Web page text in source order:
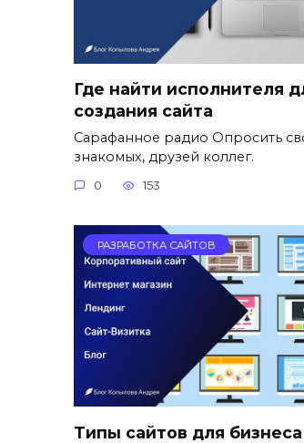
Где найти исполнителя
создания сайта
Сарафанное радио Опросить
знакомых, друзей коллег.
0 153
РАЗРАБОТКА САЙТОВ
Типы сайтов для бизнеса